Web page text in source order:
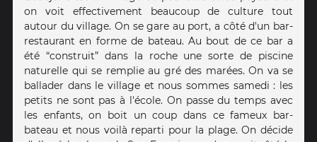
on voit effectivement beaucoup de culture tout
autour du village. On se gare au port, a côté d'un bar-
restaurant en forme de bateau. Au bout de ce bar a
été “construit” dans la roche une sorte de piscine
naturelle qui se remplie au gré des marées. On va se
ballader dans le village et nous sommes samedi : les
petits ne sont pas à l'école. On passe du temps avec
les enfants, on boit un coup dans ce fameux bar-
bateau et nous voilà reparti pour la plage. On décide